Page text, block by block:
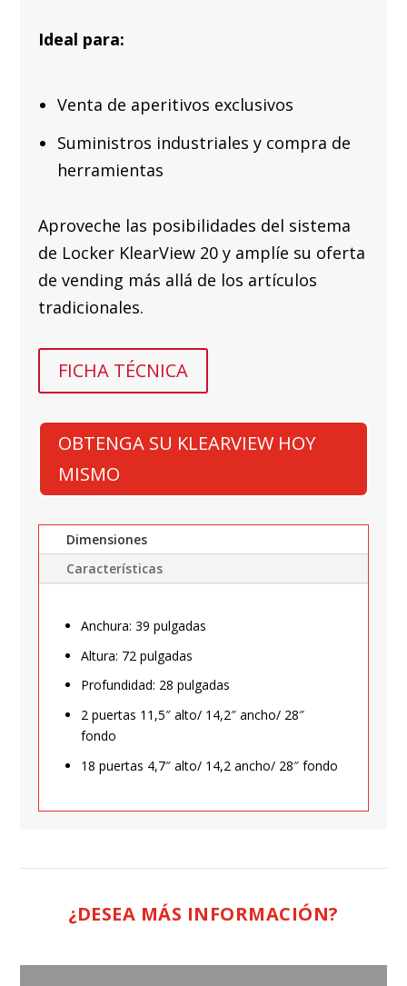
Ideal para:
Venta de aperitivos exclusivos
Suministros industriales y compra de
herramientas
Aproveche las posibilidades del sistema
de Locker KlearView 20 y amplíe su oferta
de vending más allá de los artículos
tradicionales.
FICHA TÉCNICA
OBTENGA SU KLEARVIEW HOY
MISMO
Dimensiones
Características
Anchura: 39 pulgadas
Altura: 72 pulgadas
Profundidad: 28 pulgadas
2 puertas 11,5″ alto/ 14,2″ ancho/ 28″
fondo
18 puertas 4,7″ alto/ 14,2 ancho/ 28″ fondo
¿DESEA MÁS INFORMACIÓN?